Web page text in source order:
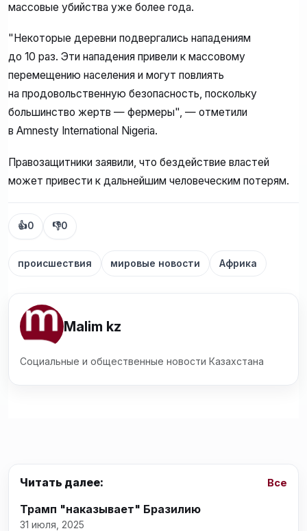
массовые убийства уже более года.
"Некоторые деревни подвергались нападениям
до 10 раз. Эти нападения привели к массовому
перемещению населения и могут повлиять
на продовольственную безопасность, поскольку
большинство жертв — фермеры", — отметили
в Amnesty International Nigeria.
Правозащитники заявили, что бездействие властей
может привести к дальнейшим человеческим потерям.
👍0 👎0
происшествия мировые новости Африка
Malim kz
Социальные и общественные новости Казахстана
Читать далее: Все
Трамп "наказывает" Бразилию
31 июля, 2025